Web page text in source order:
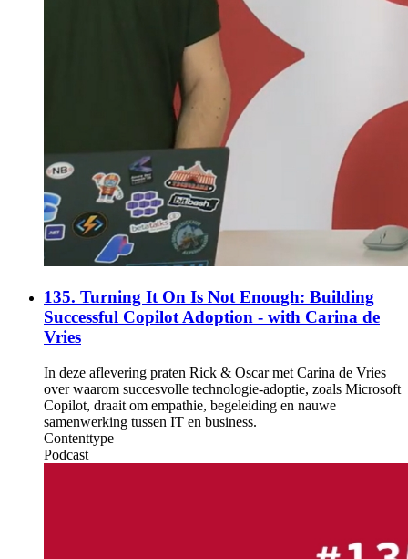
135. Turning It On Is Not Enough: Building
Successful Copilot Adoption - with Carina de
Vries
In deze aflevering praten Rick & Oscar met Carina de Vries
over waarom succesvolle technologie-adoptie, zoals Microsoft
Copilot, draait om empathie, begeleiding en nauwe
samenwerking tussen IT en business.
Contenttype
Podcast